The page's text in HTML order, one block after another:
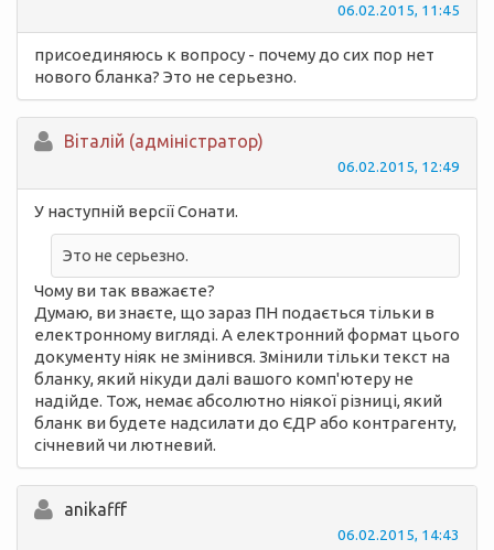
06.02.2015, 11:45
присоединяюсь к вопросу - почему до сих пор нет
нового бланка? Это не серьезно.
Вiталій (адміністратор)
06.02.2015, 12:49
У наступній версії Сонати.
Это не серьезно.
Чому ви так вважаєте?
Думаю, ви знаєте, що зараз ПН подається тільки в
електронному вигляді. А електронний формат цього
документу ніяк не змінився. Змінили тільки текст на
бланку, який нікуди далі вашого комп'ютеру не
надійде. Тож, немає абсолютно ніякої різниці, який
бланк ви будете надсилати до ЄДР або контрагенту,
січневий чи лютневий.
anikafff
06.02.2015, 14:43